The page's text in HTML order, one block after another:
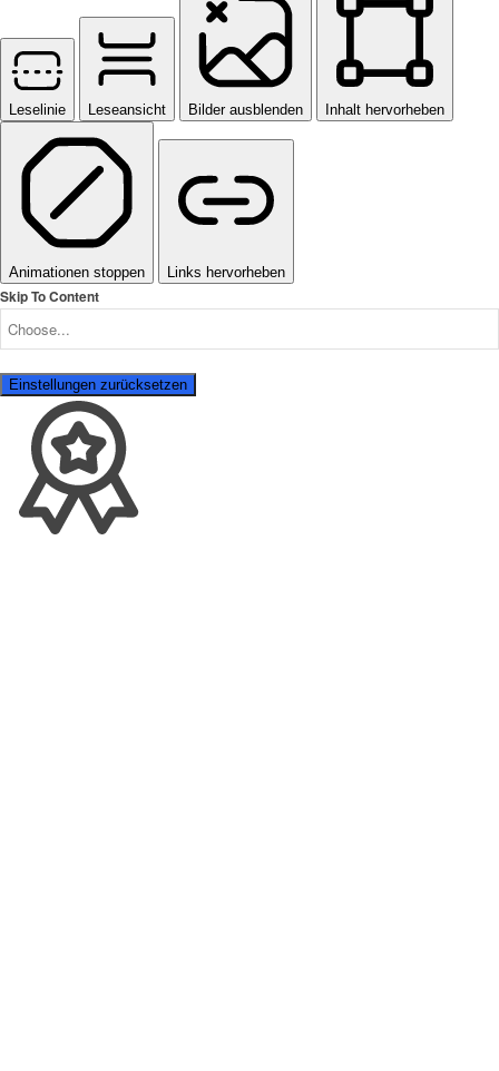
Leselinie Leseansicht Bilder ausblenden Inhalt hervorheben
Animationen stoppen Links hervorheben
Skip To Content
Einstellungen zurücksetzen